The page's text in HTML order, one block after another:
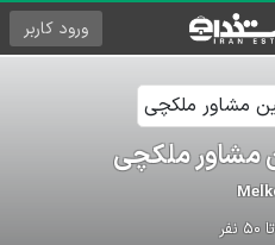
ورود کاربر
مشاور ملکچی